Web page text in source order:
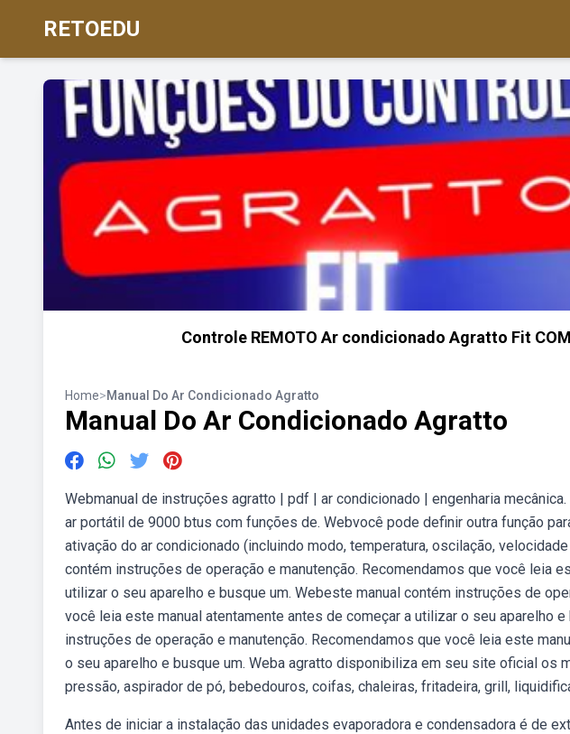
RETOEDU
Controle REMOTO Ar condicionado Agratto Fit
Home>Manual Do Ar Condicionado Agratto
Manual Do Ar Condicionado Agratto
Webmanual de instruções agratto | pdf | ar condicionado | engenharia
ar portátil de 9000 btus com funções de. Webvocê pode definir outra função
ativação do ar condicionado (incluindo modo, temperatura, oscilação,
contém instruções de operação e manutenção. Recomendamos que você leia
utilizar o seu aparelho e busque um. Webeste manual contém instruções de
você leia este manual atentamente antes de começar a utilizar o seu aparelho
instruções de operação e manutenção. Recomendamos que você leia este
o seu aparelho e busque um. Weba agratto disponibiliza em seu site oficial os
pressão, aspirador de pó, bebedouros, coifas, chaleiras, fritadeira, grill,
Antes de iniciar a instalação das unidades evaporadora e condensadora é de